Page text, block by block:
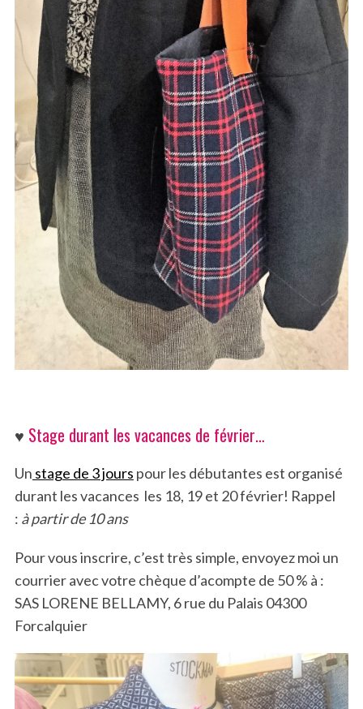
♥ Stage durant les vacances de février…
Un stage de 3 jours pour les débutantes est organisé
durant les vacances les 18, 19 et 20 février! Rappel
: à partir de 10 ans
Pour vous inscrire, c’est très simple, envoyez moi un
courrier avec votre chèque d’acompte de 50 % à :
SAS LORENE BELLAMY, 6 rue du Palais 04300
Forcalquier
S
a
c
h
f
r
: